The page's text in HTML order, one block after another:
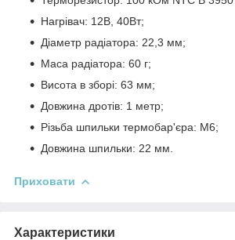
Нагрівач: 12В, 40Вт;
Діаметр радіатора: 22,3 мм;
Маса радіатора: 60 г;
Висота в зборі: 63 мм;
Довжина дротів: 1 метр;
Різьба шпильки термобар'єра: М6;
Довжина шпильки: 22 мм.
Приховати
Характеристики